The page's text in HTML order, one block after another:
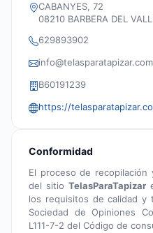
CABANYES, 72
08210 BARBERA DEL
629893902
info@telasparatapizar.com
B60191239
https://
Conformidad
El proceso de recopilación
del sitio TelasParaTapizar
los requisitos de calidad y
Sociedad de Opiniones
L111-7-2 del Código de